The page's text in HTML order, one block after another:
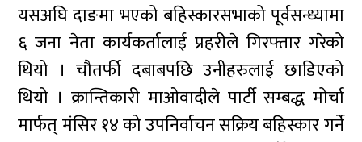
यसअघि दाङमा भएको बहिस्कारसभाको पूर्वसन्ध्यामा
६ जना नेता कार्यकर्तालाई प्रहरीले गिरफ्तार गरेको
थियो । चौतर्फी दबाबपछि उनीहरुलाई छाडिएको
थियो । क्रान्तिकारी माओवादीले पार्टी सम्बद्ध मोर्चा
मार्फत् मंसिर १४ को उपनिर्वाचन सक्रिय बहिस्कार गर्ने